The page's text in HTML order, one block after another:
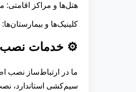
هتل‌ها و مراکز اقامتی:
کلینیک‌ها و
⚙️ خدمات نصب
ما در ارتباط‌ساز نصب
سیم‌کشی استاندارد،